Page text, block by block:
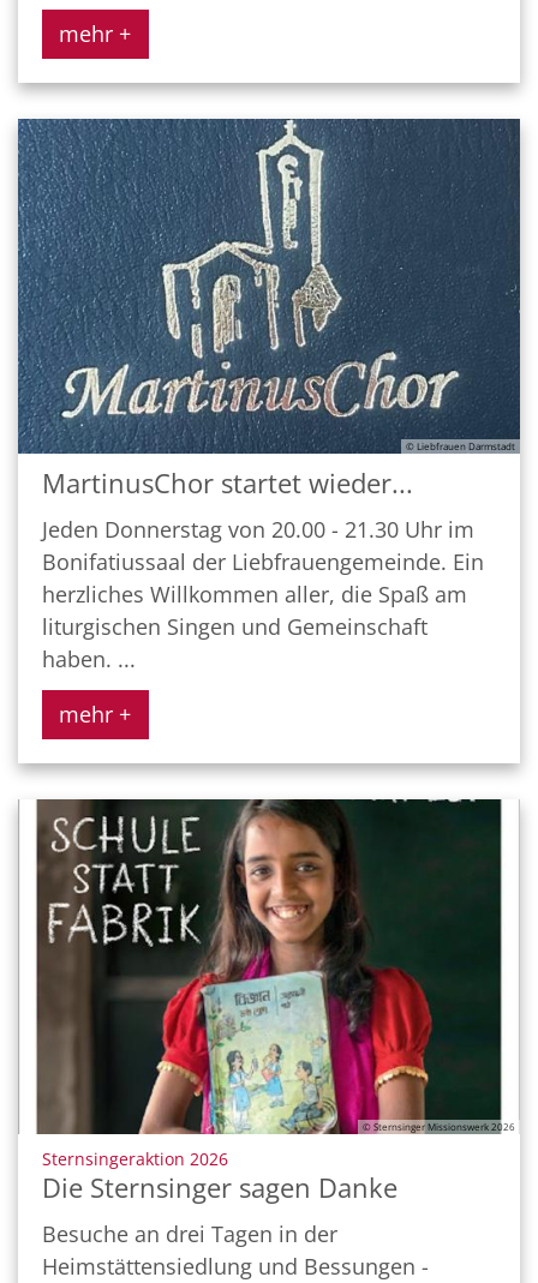
mehr +
© Liebfrauen Darmstadt
MartinusChor startet wieder...
Jeden Donnerstag von 20.00 - 21.30 Uhr im
Bonifatiussaal der Liebfrauengemeinde. Ein
herzliches Willkommen aller, die Spaß am
liturgischen Singen und Gemeinschaft
haben. ...
mehr +
© Sternsinger Missionswerk 2026
Sternsingeraktion 2026:
Die Sternsinger sagen Danke
Besuche an drei Tagen in der
Heimstättensiedlung und Bessungen -